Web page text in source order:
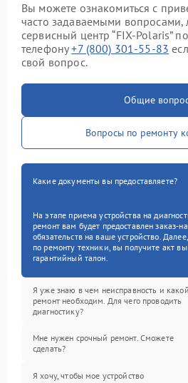
Вы можете ознакомиться с
часто задаваемыми вопросами,
сервисный центр “FIX-Polaris”
телефону+7 (800) 301-55-83
свой вопрос.
Общие
Вопросы по ремонту
Какие документы вы предоставляете?
На этапе приема устройства на
ремонт вам будет предоставлен заказ-
обязательств на ваше устройство.
по ремонту техники, вы получите акт
гарантийный талон.
Я уже знаю в чем неисправность и какой
ремонт необходим. Для чего проводить
диагностику?
Мне нужен срочный ремонт. Сможете
сделать?
Я хочу, чтобы мое устройство